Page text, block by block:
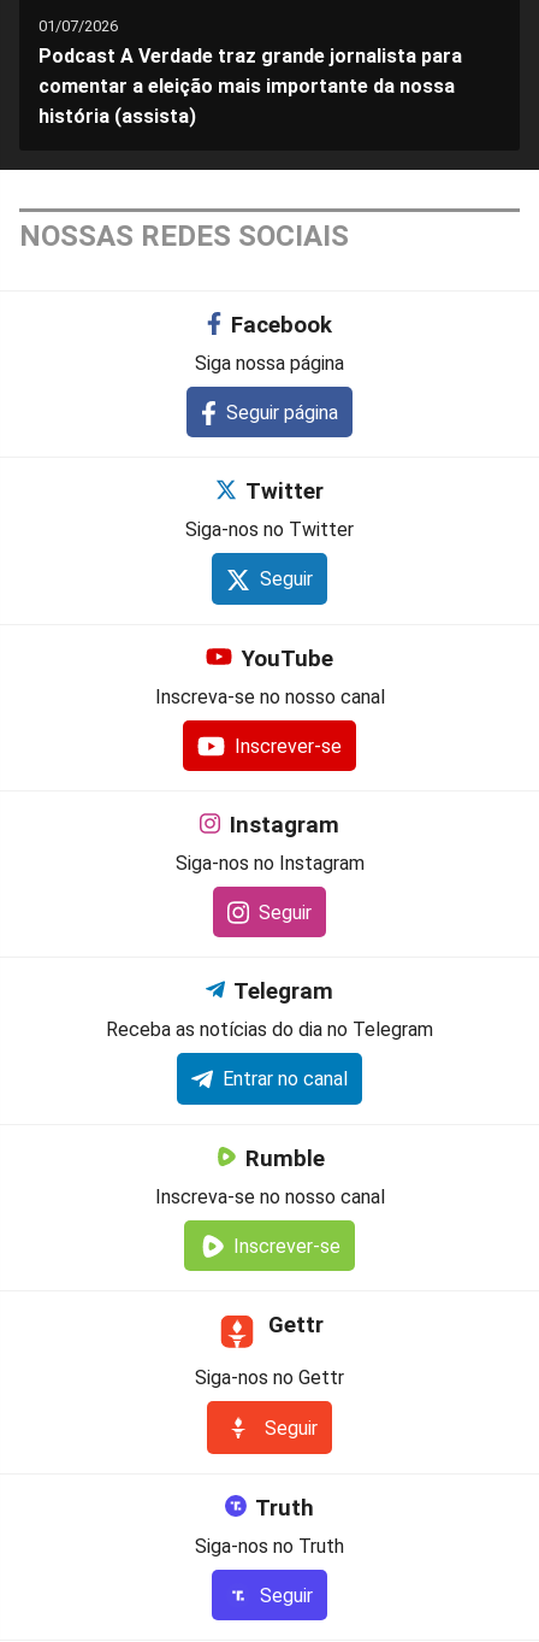
01/07/2026
Podcast A Verdade traz grande jornalista para
comentar a eleição mais importante da nossa
história (assista)
NOSSAS REDES SOCIAIS
Facebook
Siga nossa página
Seguir página
Twitter
Siga-nos no Twitter
Seguir
YouTube
Inscreva-se no nosso canal
Inscrever-se
Instagram
Siga-nos no Instagram
Seguir
Telegram
Receba as notícias do dia no Telegram
Entrar no canal
Rumble
Inscreva-se no nosso canal
Inscrever-se
Gettr
Siga-nos no Gettr
Seguir
Truth
Siga-nos no Truth
Seguir